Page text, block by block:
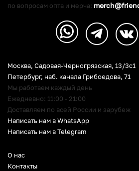
О нас
Контакты
Москва, Садовая-Черногрязская, 13/3c1
Петербург, наб. канала Грибоедова, 71
Мы работаем каждый день
Ежедневно: 11:00 - 21:00
Доставляем по всей России и зарубеж
Написать нам в WhatsApp
Написать нам в Telegram
по вопросам опта и мерча: